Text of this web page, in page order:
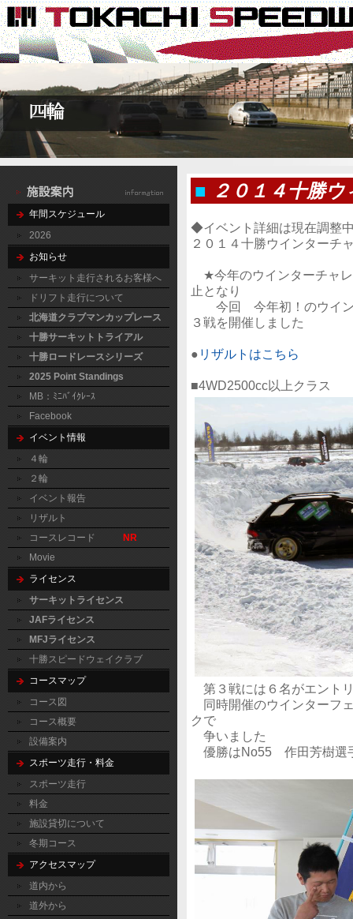
年間スケジュール
2026
お知らせ
サーキット走行されるお客様へ
ドリフト走行について
北海道クラブマンカップレース
十勝サーキットトライアル
十勝ロードレースシリーズ
2025 Point Standings
MB：ﾐﾆﾊﾞｲｸﾚｰｽ
Facebook
イベント情報
４輪
２輪
イベント報告
リザルト
コースレコード
NR
Movie
ライセンス
サーキットライセンス
JAFライセンス
MFJライセンス
十勝スピードウェイクラブ
コースマップ
コース図
コース概要
設備案内
スポーツ走行・料金
スポーツ走行
料金
施設貸切について
冬期コース
アクセスマップ
道内から
道外から
■ ２０１４十勝
◆イベント詳細は現在調整
２０１４十勝ウインターチ
★今年のウインターチャレ
止となり
今回 今年初！のウイン
３戦を開催しました
● リザルトはこちら
■4WD2500cc以上クラス
第３戦には６名がエント
同時開催のウインターフ
クで
争いました
優勝はNo55 作田芳樹選